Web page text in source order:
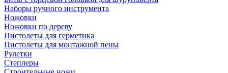
Наборы ручного инструмента
Ножовки
Ножовки по дереву
Пистолеты для герметика
Пистолеты для монтажной пены
Рулетки
Степлеры